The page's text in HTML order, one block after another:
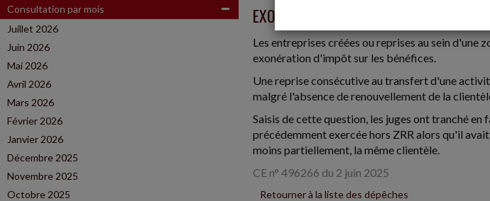
Consultation par mois
Juillet 2026
Juin 2026
Mai 2026
Avril 2026
Mars 2026
Février 2026
Janvier 2026
Décembre 2025
Novembre 2025
Octobre 2025
EXONÉRATION EN ZRR
Les entreprises créées ou reprises au sein
exonération d'impôt sur les bénéfices.
Une reprise consécutive au transfert d'une
malgré l'absence de renouvellement de la
Saisis de cette question, les juges ont tranché
précédemment exercée hors ZRR alors qu'il
moins partiellement, la même clientèle.
CE n° 496266 du 2 juin 2025
Retourner à la liste des dépêches